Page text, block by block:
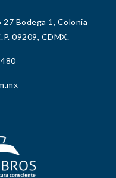
27 Bodega 1, Colonia
09209, CDMX.